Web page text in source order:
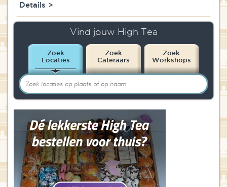
Details >
Vind jouw High Tea
Zoek
Locaties
Zoek
Cateraars
Zoek
Workshops